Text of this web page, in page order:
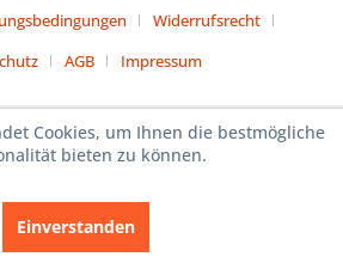
Widerrufsrecht
AGB Impressum
Cookies, um Ihnen die bestmögliche
bieten zu können.
Einverstanden